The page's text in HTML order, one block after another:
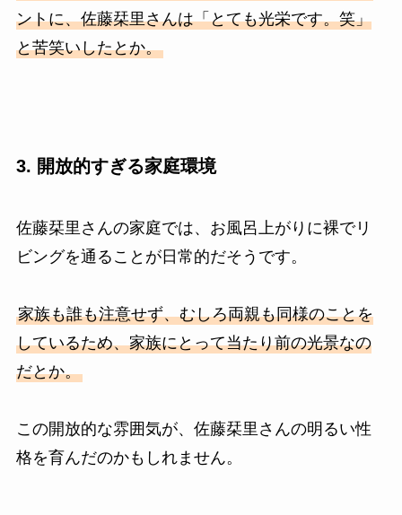
ントに、佐藤栞里さんは「とても光栄です。笑」
と苦笑いしたとか。
3. 開放的すぎる家庭環境
佐藤栞里さんの家庭では、お風呂上がりに裸でリ
ビングを通ることが日常的だそうです。
家族も誰も注意せず、むしろ両親も同様のことを
しているため、家族にとって当たり前の光景なの
だとか。
この開放的な雰囲気が、佐藤栞里さんの明るい性
格を育んだのかもしれません。